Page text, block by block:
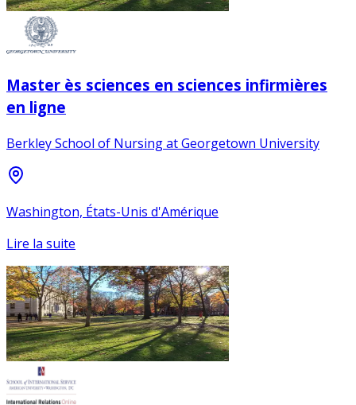
Master ès sciences en sciences infirmières
en ligne
Berkley School of Nursing at Georgetown University
Washington, États-Unis d'Amérique
Lire la suite